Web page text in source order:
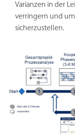
Varianzen in der
verringern und
sicherzustellen.